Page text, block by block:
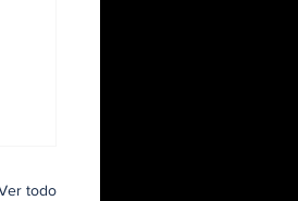
todo